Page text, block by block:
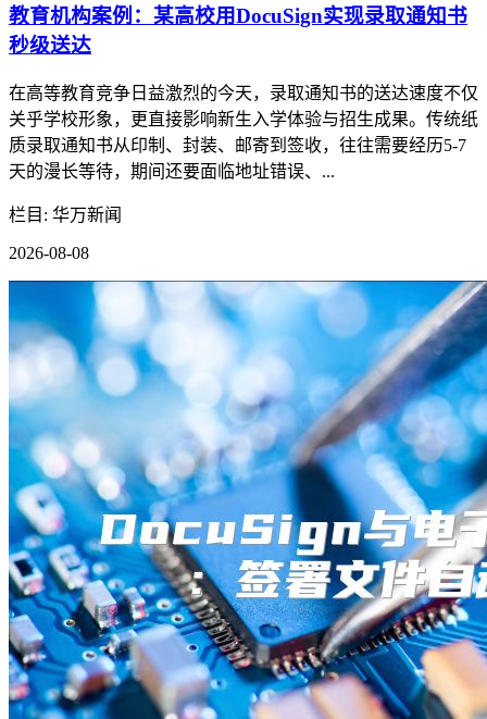
教育机构案例：某高校用DocuSign实现录取通知书
秒级送达
在高等教育竞争日益激烈的今天，录取通知书的送达速度不仅
关乎学校形象，更直接影响新生入学体验与招生成果。传统纸
质录取通知书从印制、封装、邮寄到签收，往往需要经历5-7
天的漫长等待，期间还要面临地址错误、...
栏目: 华万新闻
2026-08-08